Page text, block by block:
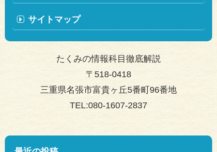
サイトマップ
たくみの情報科目徹底解説
〒518-0418
三重県名張市富貴ヶ丘5番町96番地
TEL:080-1607-2837